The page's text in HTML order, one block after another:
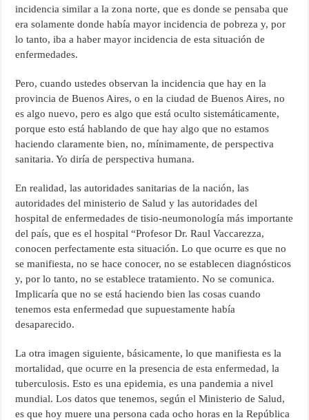
incidencia similar a la zona norte, que es donde se pensaba que
era solamente donde había mayor incidencia de pobreza y, por
lo tanto, iba a haber mayor incidencia de esta situación de
enfermedades.
Pero, cuando ustedes observan la incidencia que hay en la
provincia de Buenos Aires, o en la ciudad de Buenos Aires, no
es algo nuevo, pero es algo que está oculto sistemáticamente,
porque esto está hablando de que hay algo que no estamos
haciendo claramente bien, no, mínimamente, de perspectiva
sanitaria. Yo diría de perspectiva humana.
En realidad, las autoridades sanitarias de la nación, las
autoridades del ministerio de Salud y las autoridades del
hospital de enfermedades de tisio-neumonología más importante
del país, que es el hospital “Profesor Dr. Raul Vaccarezza,
conocen perfectamente esta situación. Lo que ocurre es que no
se manifiesta, no se hace conocer, no se establecen diagnósticos
y, por lo tanto, no se establece tratamiento. No se comunica.
Implicaría que no se está haciendo bien las cosas cuando
tenemos esta enfermedad que supuestamente había
desaparecido.
La otra imagen siguiente, básicamente, lo que manifiesta es la
mortalidad, que ocurre en la presencia de esta enfermedad, la
tuberculosis. Esto es una epidemia, es una pandemia a nivel
mundial. Los datos que tenemos, según el Ministerio de Salud,
es que hoy muere una persona cada ocho horas en la República